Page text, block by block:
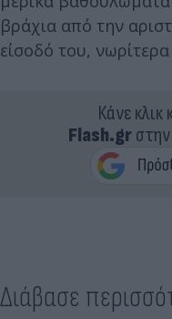
βράχια από την
είσοδό του,
Κάνε κλικ
Flash.gr
Διάβασε